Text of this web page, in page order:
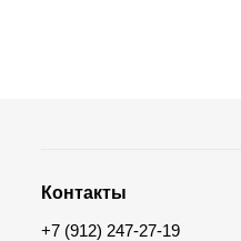
Контакты
+7 (912) 247-27-19